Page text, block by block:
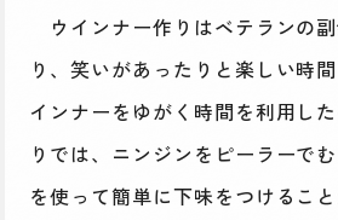
ウインナー作りはベテランの
り、笑いがあったりと楽しい時
インナーをゆがく時間を利用し
りでは、ニンジンをピーラーで
を使って簡単に下味をつけること